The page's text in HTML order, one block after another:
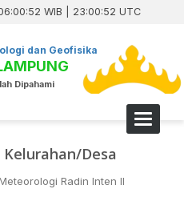
WIB | 23:00:52 UTC
dan Geofisika
Dipahami
Toggle
Desa
Radin Inten II